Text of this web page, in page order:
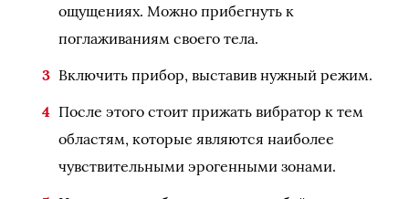
ощущениях. Можно прибегнуть к
поглаживаниям своего тела.
Включить прибор, выставив нужный режим.
После этого стоит прижать вибратор к тем
областям, которые являются наиболее
чувствительными эрогенными зонами.